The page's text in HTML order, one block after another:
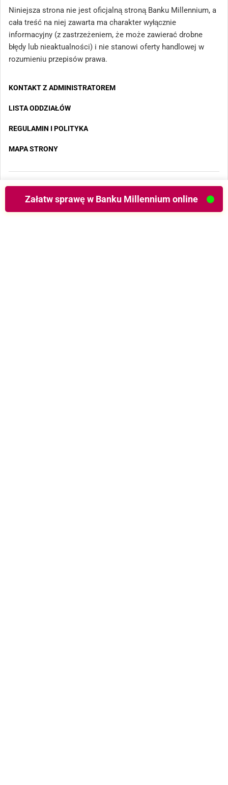
Niniejsza strona nie jest oficjalną stroną Banku Millennium, a
cała treść na niej zawarta ma charakter wyłącznie
informacyjny (z zastrzeżeniem, że może zawierać drobne
błędy lub nieaktualności) i nie stanowi oferty handlowej w
rozumieniu przepisów prawa.
KONTAKT Z ADMINISTRATOREM
LISTA ODDZIAŁÓW
REGULAMIN I POLITYKA
MAPA STRONY
Copyright 2025 - Wszystkie prawa zastrzeżone
Załatw sprawę w Banku Millennium online